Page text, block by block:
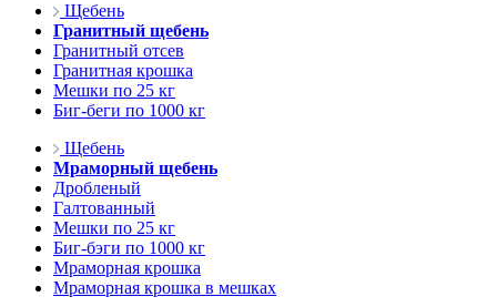
Щебень
Гранитный щебень
Гранитный отсев
Гранитная крошка
Мешки по 25 кг
Биг-беги по 1000 кг
Щебень
Мраморный щебень
Дробленый
Галтованный
Мешки по 25 кг
Биг-бэги по 1000 кг
Мраморная крошка
Мраморная крошка в мешках